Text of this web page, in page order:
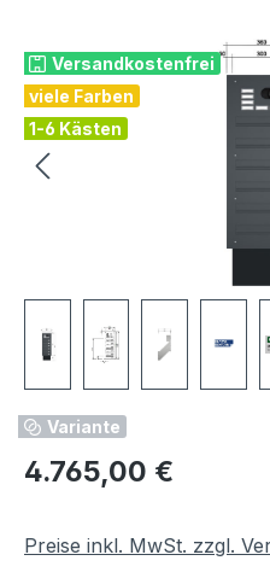
Versandkostenfrei
viele Farben
1-6 Kästen
Variante
Regulärer Preis:
4.765,00 €
Preise inkl. MwSt. zzgl.